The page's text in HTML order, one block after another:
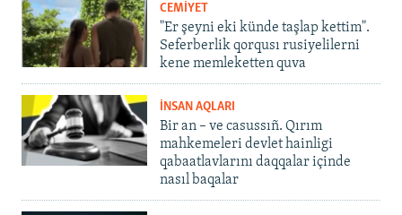
CEMİYET
"Er şeyni eki künde taşlap kettim".
Seferberlik qorqusı rusiyelilerni
kene memleketten quva
İNSAN AQLARI
Bir an – ve casussıñ. Qırım
mahkemeleri devlet hainligi
qabaatlavlarını daqqalar içinde
nasıl baqalar